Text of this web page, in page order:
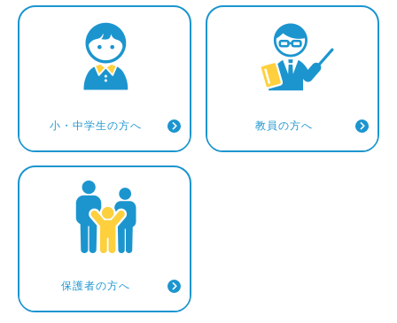
小・中学生の方へ 教員の方へ
保護者の方へ